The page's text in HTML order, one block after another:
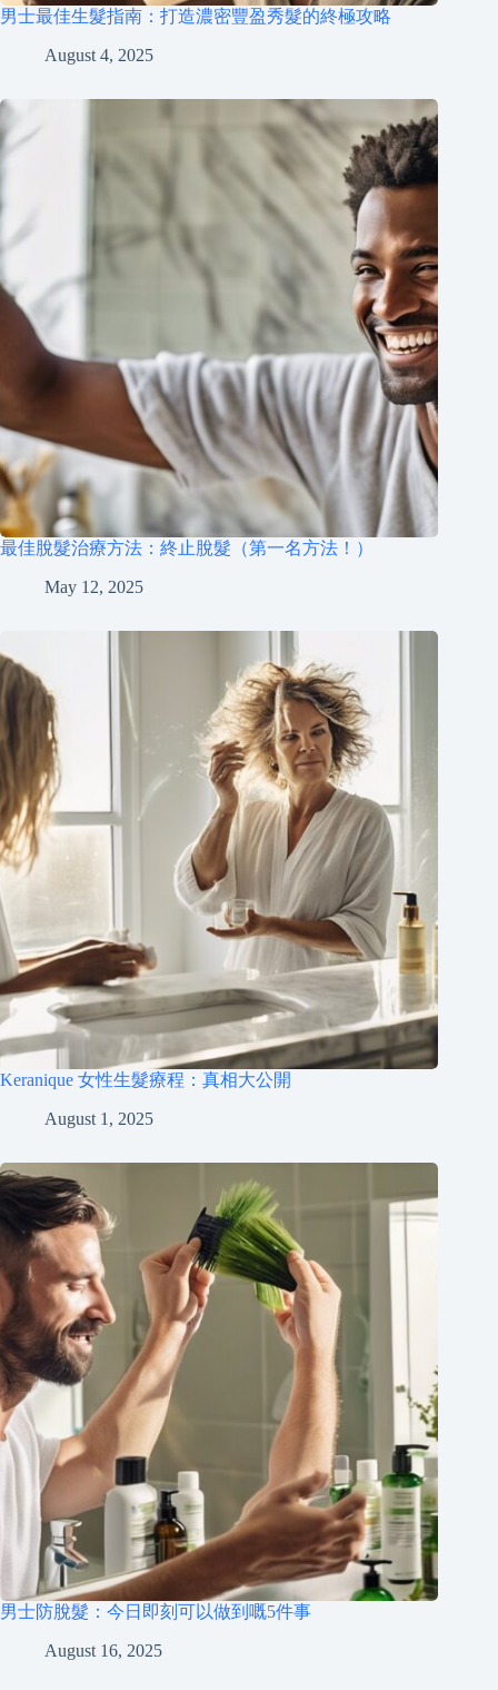
男士最佳生髮指南：打造濃密豐盈秀髮的終極攻略
August 4, 2025
最佳脫髮治療方法：終止脫髮（第一名方法！）
May 12, 2025
Keranique 女性生髮療程：真相大公開
August 1, 2025
男士防脫髮：今日即刻可以做到嘅5件事
August 16, 2025